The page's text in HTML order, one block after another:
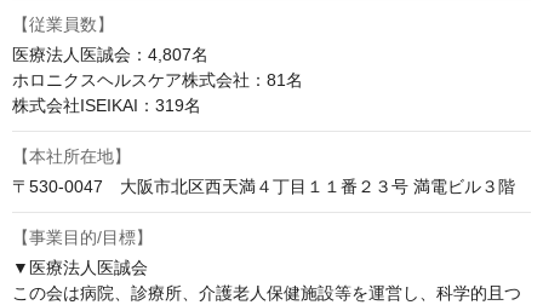
【従業員数】
医療法人医誠会：4,807名
ホロニクスヘルスケア株式会社：81名
株式会社ISEIKAI：319名
【本社所在地】
〒530-0047　大阪市北区西天満４丁目１１番２３号 満電ビル３階
【事業目的/目標】
▼医療法人医誠会
この会は病院、診療所、介護老人保健施設等を運営し、科学的且つ